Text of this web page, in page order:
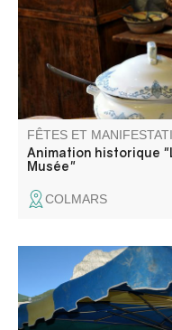
FÊTES ET
Animation historique
Musée"
COLMARS
Le traditionnel
saveurs et senteurs
la saison: primeurs,